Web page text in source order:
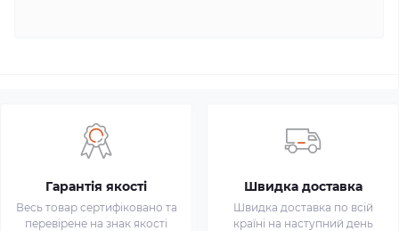
Гарантія якості
Весь товар сертифіковано та
перевірене на знак якості
Швидка доставка
Швидка доставка по всій
країні на наступний день